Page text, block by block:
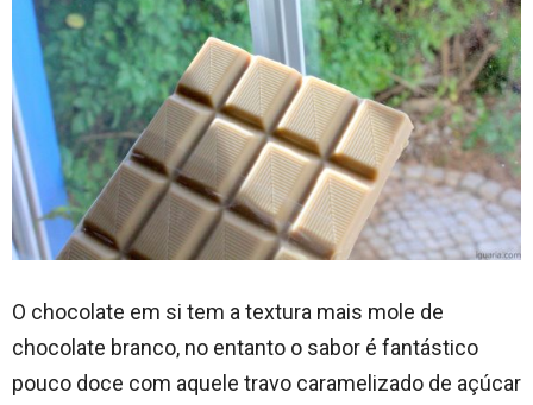
O chocolate em si tem a textura mais mole de
chocolate branco, no entanto o sabor é fantástico
pouco doce com aquele travo caramelizado de açúcar